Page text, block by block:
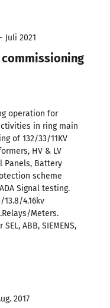
Juli 2021
operation for
in ring main
of 132/33/11KV
HV & LV
Panels, Battery
scheme
Signal testing.
4.16kv
Meters.
ABB, SIEMENS,
2017